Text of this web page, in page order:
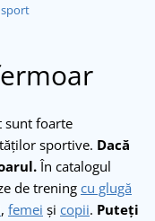
sunt foarte
sportive. Dacă
În catalogul
de trening cu glugă
, femei şi copii. Puteţi